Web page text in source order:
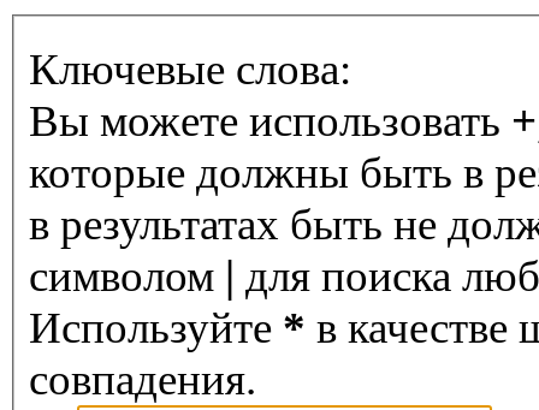
Ключевые слова:
Вы можете использовать +
которые должны быть в
в результатах быть не
символом | для поиска
Используйте * в качестве
совпадения.